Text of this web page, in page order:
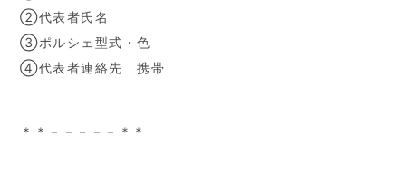
②代表者氏名
③ポルシェ型式・色
④代表者連絡先 携帯
＊＊－－－－－＊＊